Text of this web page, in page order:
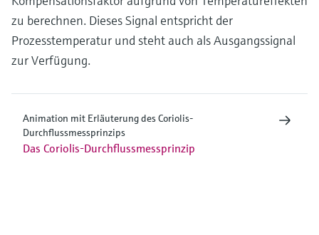
zu berechnen. Dieses Signal entspricht der
Prozesstemperatur und steht auch als Ausgangssignal
zur Verfügung.
Animation mit Erläuterung des Coriolis-
Durchflussmessprinzips
Das Coriolis-Durchflussmessprinzip